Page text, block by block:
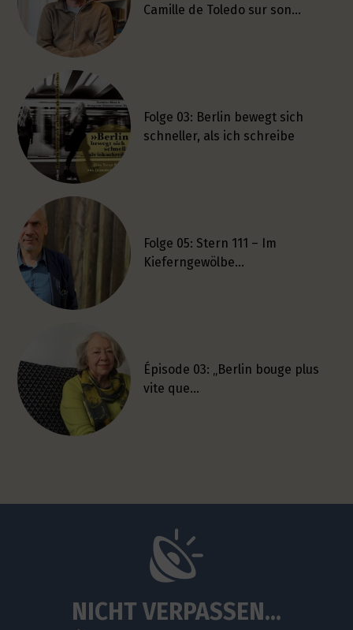
Camille de Toledo sur son…
Folge 03: Berlin bewegt sich
schneller, als ich schreibe
Folge 05: Stern 111 – Im
Kieferngewölbe…
Épisode 03: „Berlin bouge plus
vite que…
NICHT VERPASSEN...